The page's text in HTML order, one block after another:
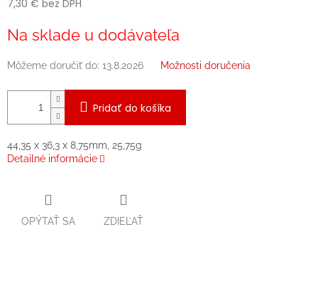
7,30 € bez DPH
cena:
Na sklade u dodávateľa
Môžeme doručiť do: 13.8.2026 Možnosti doručenia
Pridať do košíka
44,35 x 36,3 x 8,75mm, 25,75g
Detailné informácie
OPÝTAŤ SA ZDIEĽAŤ